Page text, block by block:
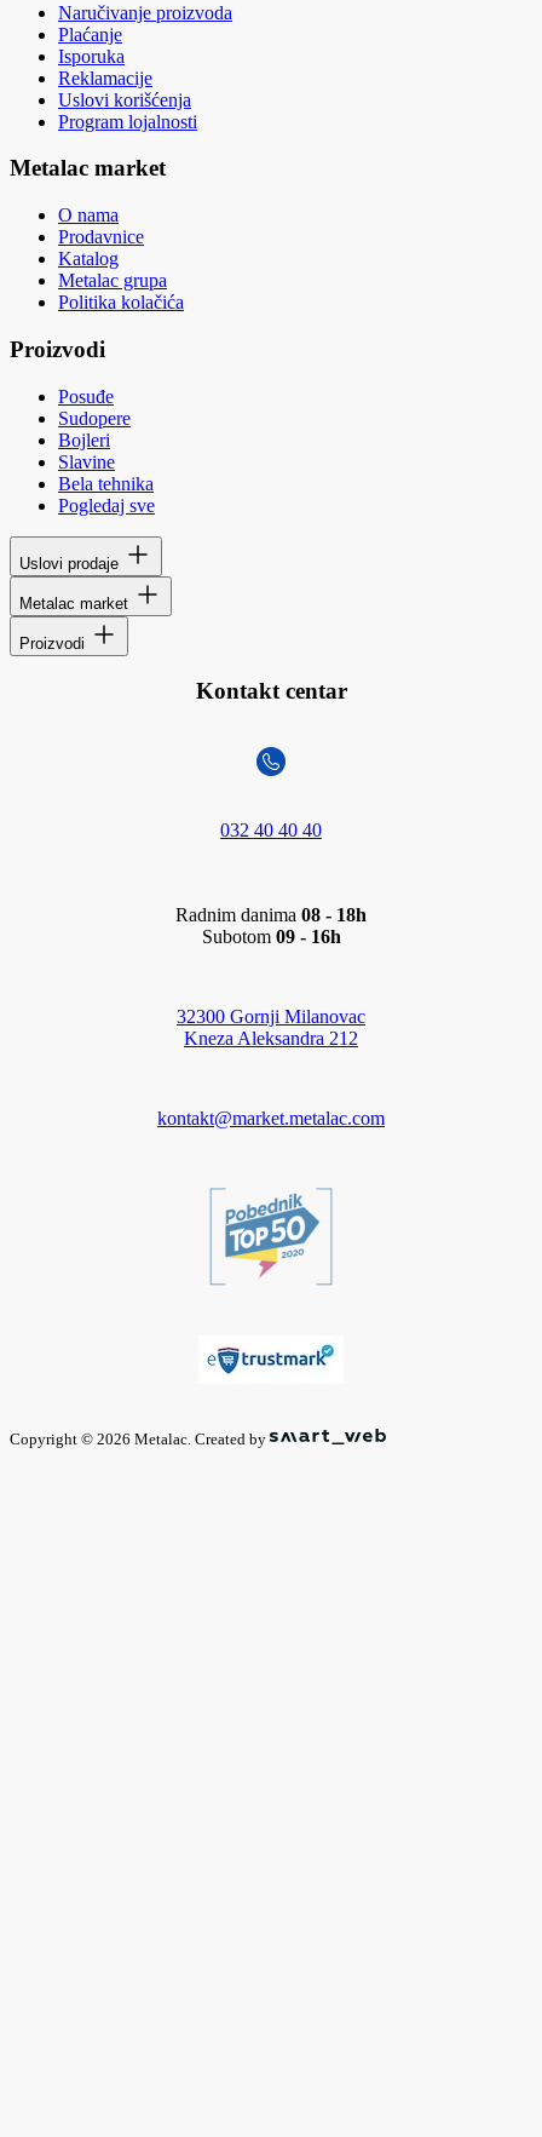
Naručivanje proizvoda
Plaćanje
Isporuka
Reklamacije
Uslovi korišćenja
Program lojalnosti
Metalac market
O nama
Prodavnice
Katalog
Metalac grupa
Politika kolačića
Proizvodi
Posuđe
Sudopere
Bojleri
Slavine
Bela tehnika
Pogledaj sve
Uslovi prodaje
Metalac market
Proizvodi
Kontakt centar
032 40 40 40
Radnim danima 08 - 18h
Subotom 09 - 16h
32300 Gornji Milanovac
Kneza Aleksandra 212
kontakt@market.metalac.com
Copyright © 2026 Metalac. Created by